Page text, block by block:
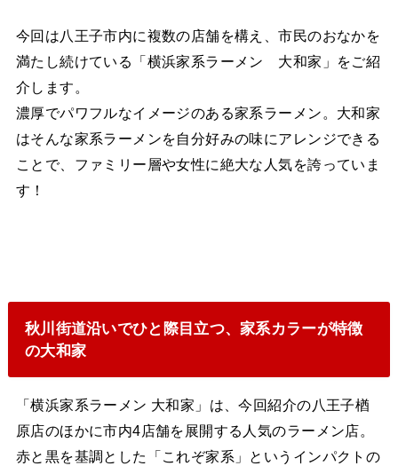
今回は八王子市内に複数の店舗を構え、市民のおなかを
満たし続けている「横浜家系ラーメン 大和家」をご紹
介します。
濃厚でパワフルなイメージのある家系ラーメン。大和家
はそんな家系ラーメンを自分好みの味にアレンジできる
ことで、ファミリー層や女性に絶大な人気を誇っていま
す！
秋川街道沿いでひと際目立つ、家系カラーが特徴
の大和家
「横浜家系ラーメン 大和家」は、今回紹介の八王子楢
原店のほかに市内4店舗を展開する人気のラーメン店。
赤と黒を基調とした「これぞ家系」というインパクトの